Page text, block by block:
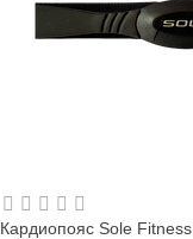
Кардиопояс Sole Fitness